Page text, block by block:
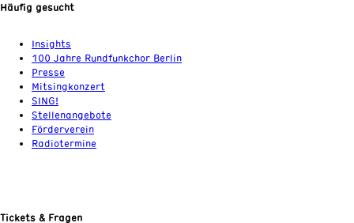
Häufig gesucht
Insights
100 Jahre Rundfunkchor Berlin
Presse
Mitsingkonzert
SING!
Stellenangebote
Förderverein
Radiotermine
Tickets & Fragen